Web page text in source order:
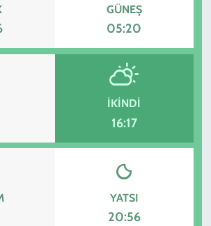
GÜNEŞ
05:20
İKINDI
16:17
YATSI
20:56